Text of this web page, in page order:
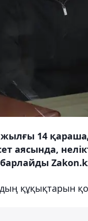
14
аясында,
құқықтарын